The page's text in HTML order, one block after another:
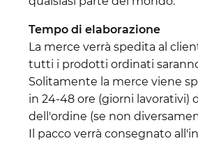
Tempo di elaborazione
La merce verrà spedita al
tutti i prodotti ordinati
Solitamente la merce viene
in 24-48 ore (giorni lavorativi)
dell'ordine (se non
Il pacco verrà consegnato